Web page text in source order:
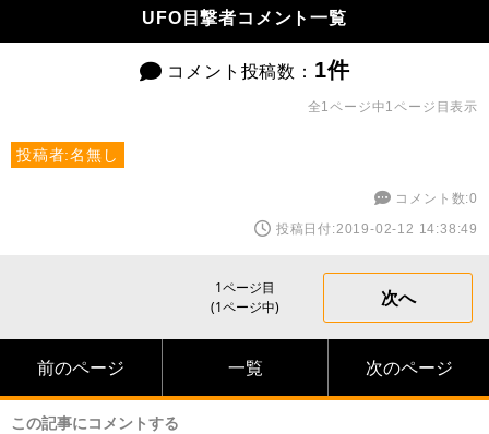
UFO目撃者コメント一覧
コメント投稿数： 1件
全1ページ中1ページ目表示
投稿者:名無し
コメント数:0
投稿日付:2019-02-12 14:38:49
1ページ目
(1ページ中)
次へ
前のページ 一覧 次のページ
この記事にコメントする